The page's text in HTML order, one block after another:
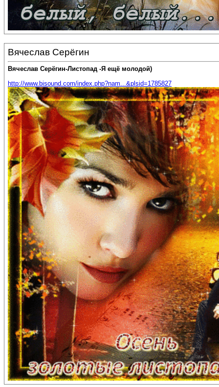
Вячеслав Серёгин
Вячеслав Серёгин-Листопад -Я ещё молодой)
http://www.bisound.com/index.php?nam...&plsid=1785827